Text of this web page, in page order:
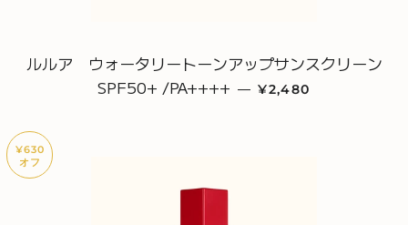
ルルア ウォータリートーンアップサンスクリーン
SPF50+ /PA++++ — 販売価格
¥2,480
¥630
オフ